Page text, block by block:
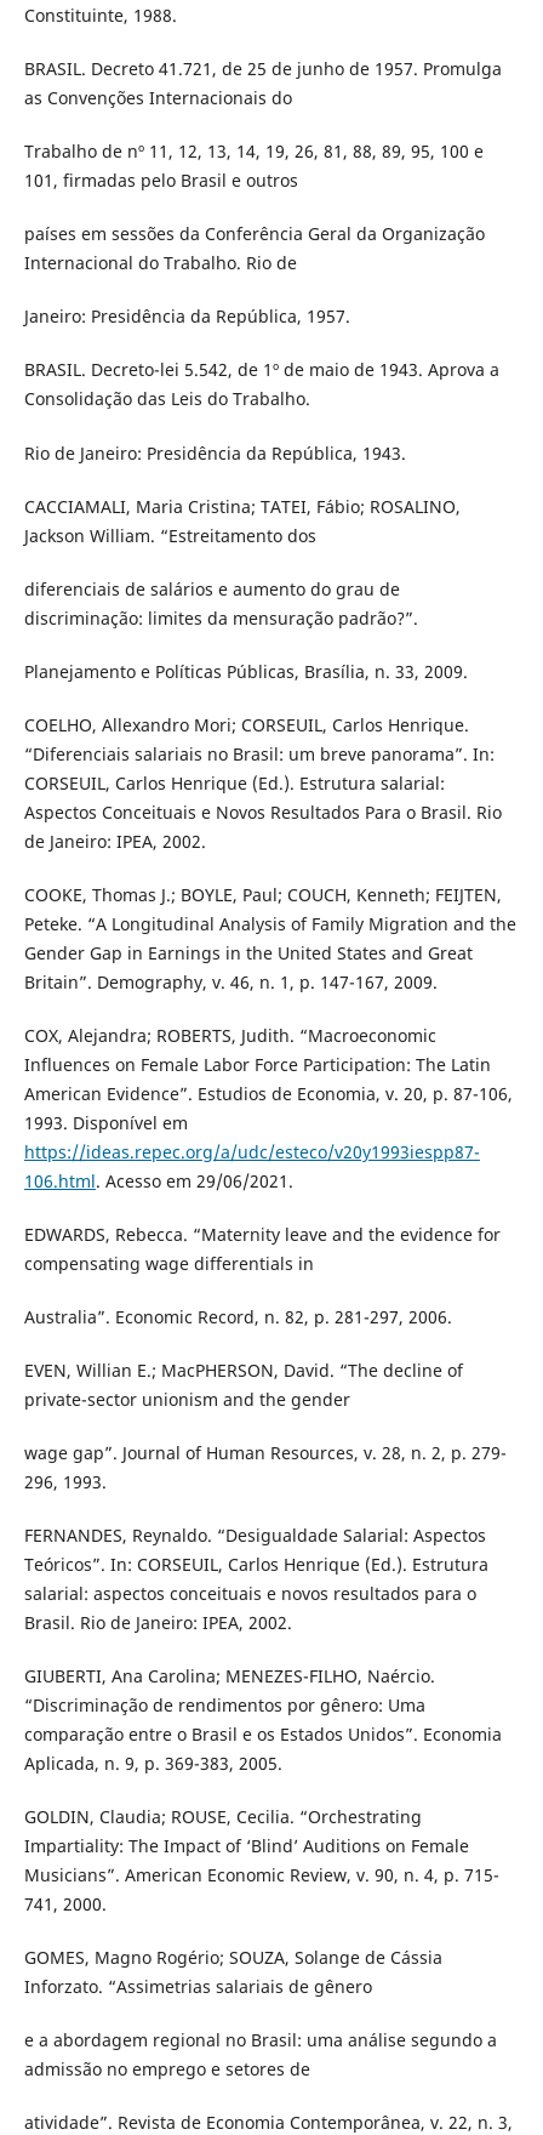
Constituinte, 1988.
BRASIL. Decreto 41.721, de 25 de junho de 1957. Promulga
as Convenções Internacionais do
Trabalho de nº 11, 12, 13, 14, 19, 26, 81, 88, 89, 95, 100 e
101, firmadas pelo Brasil e outros
países em sessões da Conferência Geral da Organização
Internacional do Trabalho. Rio de
Janeiro: Presidência da República, 1957.
BRASIL. Decreto-lei 5.542, de 1º de maio de 1943. Aprova a
Consolidação das Leis do Trabalho.
Rio de Janeiro: Presidência da República, 1943.
CACCIAMALI, Maria Cristina; TATEI, Fábio; ROSALINO,
Jackson William. “Estreitamento dos
diferenciais de salários e aumento do grau de
discriminação: limites da mensuração padrão?”.
Planejamento e Políticas Públicas, Brasília, n. 33, 2009.
COELHO, Allexandro Mori; CORSEUIL, Carlos Henrique.
“Diferenciais salariais no Brasil: um breve panorama”. In:
CORSEUIL, Carlos Henrique (Ed.). Estrutura salarial:
Aspectos Conceituais e Novos Resultados Para o Brasil. Rio
de Janeiro: IPEA, 2002.
COOKE, Thomas J.; BOYLE, Paul; COUCH, Kenneth; FEIJTEN,
Peteke. “A Longitudinal Analysis of Family Migration and the
Gender Gap in Earnings in the United States and Great
Britain”. Demography, v. 46, n. 1, p. 147-167, 2009.
COX, Alejandra; ROBERTS, Judith. “Macroeconomic
Influences on Female Labor Force Participation: The Latin
American Evidence”. Estudios de Economia, v. 20, p. 87-106,
1993. Disponível em
https://ideas.repec.org/a/udc/esteco/v20y1993iespp87-
106.html. Acesso em 29/06/2021.
EDWARDS, Rebecca. “Maternity leave and the evidence for
compensating wage differentials in
Australia”. Economic Record, n. 82, p. 281-297, 2006.
EVEN, Willian E.; MacPHERSON, David. “The decline of
private-sector unionism and the gender
wage gap”. Journal of Human Resources, v. 28, n. 2, p. 279-
296, 1993.
FERNANDES, Reynaldo. “Desigualdade Salarial: Aspectos
Teóricos”. In: CORSEUIL, Carlos Henrique (Ed.). Estrutura
salarial: aspectos conceituais e novos resultados para o
Brasil. Rio de Janeiro: IPEA, 2002.
GIUBERTI, Ana Carolina; MENEZES-FILHO, Naércio.
“Discriminação de rendimentos por gênero: Uma
comparação entre o Brasil e os Estados Unidos”. Economia
Aplicada, n. 9, p. 369-383, 2005.
GOLDIN, Claudia; ROUSE, Cecilia. “Orchestrating
Impartiality: The Impact of ‘Blind’ Auditions on Female
Musicians”. American Economic Review, v. 90, n. 4, p. 715-
741, 2000.
GOMES, Magno Rogério; SOUZA, Solange de Cássia
Inforzato. “Assimetrias salariais de gênero
e a abordagem regional no Brasil: uma análise segundo a
admissão no emprego e setores de
atividade”. Revista de Economia Contemporânea, v. 22, n. 3,